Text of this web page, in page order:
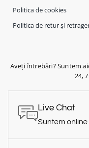
Politica de cookies
Politica de retur și
Aveți întrebări? Suntem
24,
Live Chat
Suntem online